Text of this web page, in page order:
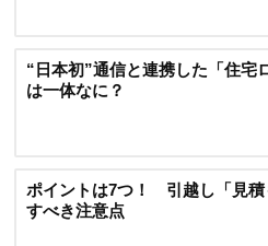
“日本初”通信と連携した「住
は一体なに？
ポイントは7つ！ 引越し「見積
すべき注意点